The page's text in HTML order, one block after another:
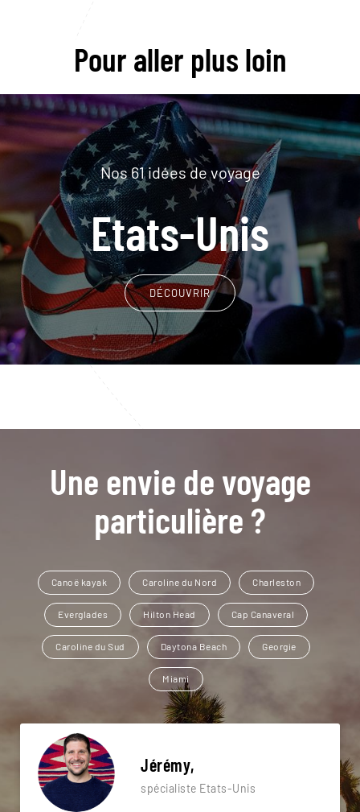
Pour aller plus loin
Nos 61 idées de voyage
Etats-Unis
DÉCOUVRIR
Une envie de voyage
particulière ?
Canoë kayak Caroline du Nord Charleston
Everglades Hilton Head Cap Canaveral
Caroline du Sud Daytona Beach Georgie
Miami
Jérémy,
spécialiste Etats-Unis